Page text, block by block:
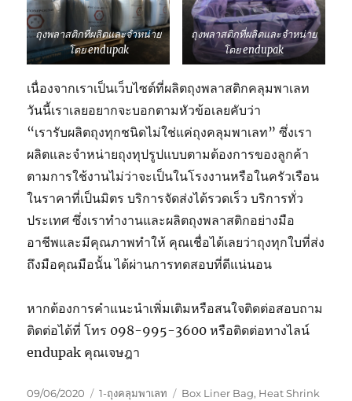
ถุงพลาสติกที่ผลิตและจำหน่าย
โดย endupak
ถุงพลาสติกที่ผลิตและจำหน่าย
โดย endupak
เนื่องจากเราเป็นเว็บไซต์ที่ผลิตถุงพลาสติกคลุมพาเลท
วันนี้เราเลยอยากจะบอกตามหัวข้อเลยคับว่า
“เรารับผลิตถุงทุกชนิดไม่ใช่แค่ถุงคลุมพาเลท” ซึ่งเรา
ผลิตและจำหน่ายถุงทุปรูปแบบตามต้องการของลูกค้า
ตามการใช้งานไม่ว่าจะเป็นในโรงงานหรือในครัวเรือน
ในราคาที่เป็นมิตร บริการจัดส่งได้รวดเร็ว บริการทั่ว
ประเทศ ซึ่งเราทำงานและผลิตถุงพลาสติกอย่างมือ
อาชีพและมีคุณภาพทำให้ คุณเชื่อได้เลยว่าถุงทุกใบที่ส่ง
ถึงมือคุณมือนั้น ได้ผ่านการทดสอบที่ดีแน่นอน
หากต้องการคำแนะนำเพิ่มเติมหรือสนใจติดต่อสอบถาม
ติดต่อได้ที่ โทร 098-995-3600 หรือติดต่อทางไลน์
endupak คุณเจษฎา
Posted
09/06/2020 Categories
1-ถุงคลุมพาเลท Tags
Box Liner Bag, Heat Shrink